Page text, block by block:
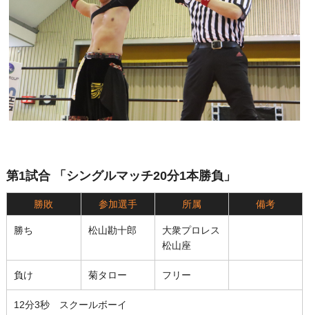
第1試合 「シングルマッチ20分1本勝負」
勝敗 参加選手 所属 備考
勝ち 松山勘十郎
大衆プロレス
松山座
負け 菊タロー フリー
12分3秒 スクールボーイ